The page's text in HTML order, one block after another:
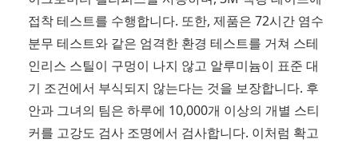
접착 테스트를 수행합니다. 또한, 제품은 72시간 염수
분무 테스트와 같은 엄격한 환경 테스트를 거쳐 스테
인리스 스틸이 구멍이 나지 않고 알루미늄이 표준 대
기 조건에서 부식되지 않는다는 것을 보장합니다. 후
안과 그녀의 팀은 하루에 10,000개 이상의 개별 스티
커를 고강도 검사 조명에서 검사합니다. 이처럼 확고